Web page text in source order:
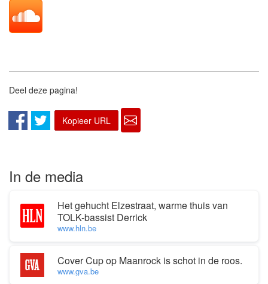
Deel deze pagina!
Kopieer URL
In de media
Het gehucht Elzestraat, warme thuis van
TOLK-bassist Derrick
www.hln.be
Cover Cup op Maanrock is schot in de roos.
www.gva.be